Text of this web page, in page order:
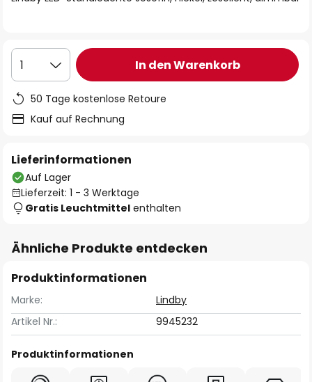
1 In den Warenkorb
50 Tage kostenlose Retoure
Kauf auf Rechnung
Lieferinformationen
Auf Lager
Lieferzeit: 1 - 3 Werktage
Gratis Leuchtmittel enthalten
Ähnliche Produkte entdecken
Produktinformationen
Marke:
Lindby
Artikel Nr.:
9945232
Produktinformationen